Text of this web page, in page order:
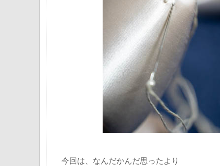
今回は、なんだかんだ思ったより